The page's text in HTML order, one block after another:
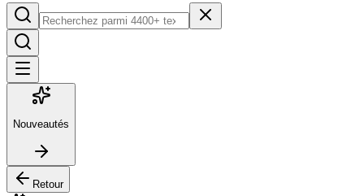
Nouveautés
Retour